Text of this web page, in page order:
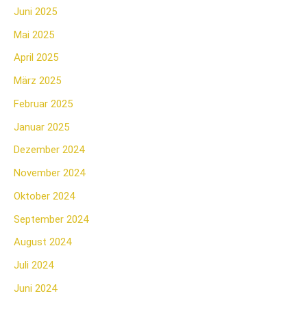
Juni 2025
Mai 2025
April 2025
März 2025
Februar 2025
Januar 2025
Dezember 2024
November 2024
Oktober 2024
September 2024
August 2024
Juli 2024
Juni 2024